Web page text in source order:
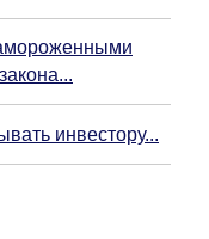
инвестору...